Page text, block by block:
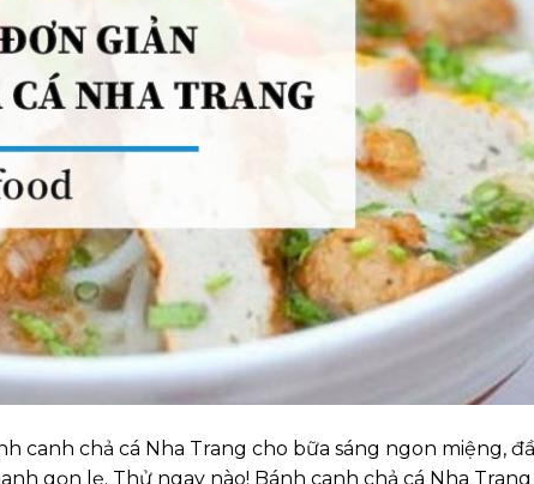
canh chả cá Nha Trang cho bữa sáng ngon miệng,
gọn lẹ. Thử ngay nào! Bánh canh chả cá Nha Trang